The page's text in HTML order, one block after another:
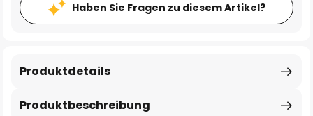
Haben Sie Fragen zu diesem Artikel?
Produktbeschreibung
Produktdetails